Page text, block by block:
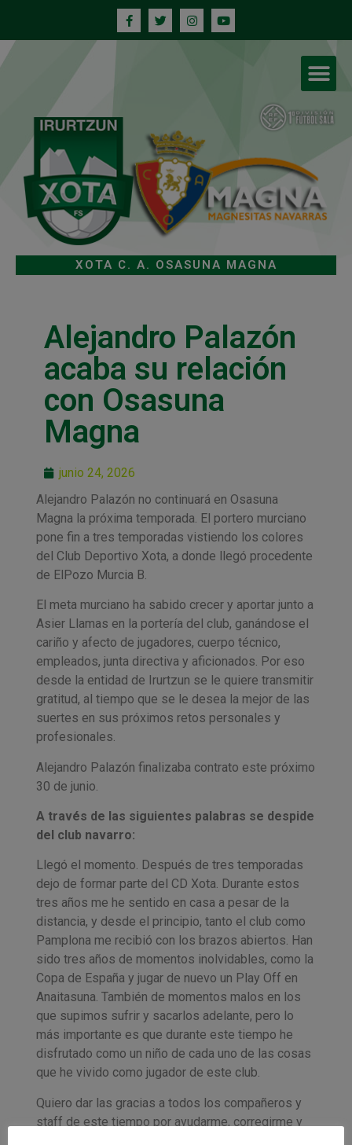
XOTA C. A. OSASUNA MAGNA
Alejandro Palazón
acaba su relación
con Osasuna
Magna
junio 24, 2026
Alejandro Palazón no continuará en Osasuna
Magna la próxima temporada. El portero murciano
pone fin a tres temporadas vistiendo los colores
del Club Deportivo Xota, a donde llegó procedente
de ElPozo Murcia B.
El meta murciano ha sabido crecer y aportar junto a
Asier Llamas en la portería del club, ganándose el
cariño y afecto de jugadores, cuerpo técnico,
empleados, junta directiva y aficionados. Por eso
desde la entidad de Irurtzun se le quiere transmitir
gratitud, al tiempo que se le desea la mejor de las
suertes en sus próximos retos personales y
profesionales.
Alejandro Palazón finalizaba contrato este próximo
30 de junio.
A través de las siguientes palabras se despide
del club navarro:
Llegó el momento. Después de tres temporadas
dejo de formar parte del CD Xota. Durante estos
tres años me he sentido en casa a pesar de la
distancia, y desde el principio, tanto el club como
Pamplona me recibió con los brazos abiertos. Han
sido tres años de momentos inolvidables, como la
Copa de España y jugar de nuevo un Play Off en
Anaitasuna. También de momentos malos en los
que supimos sufrir y sacarlos adelante, pero lo
más importante es que durante este tiempo he
disfrutado como un niño de cada uno de las cosas
que he vivido como jugador de este club.
Quiero dar las gracias a todos los compañeros y
staff de este tiempo por ayudarme, corregirme y